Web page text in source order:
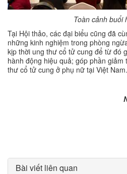
Toàn cảnh buổi
Tại Hội thảo, các đại biểu cũng đã
những kinh nghiệm trong phòng
kịp thời ung thư cổ tử cung để từ đó
hành động hiệu quả; góp phần
thư cổ tử cung ở phụ nữ tại Việt Nam.
Bài viết liên quan